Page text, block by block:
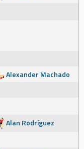
Alexander Machado
Alan Rodríguez